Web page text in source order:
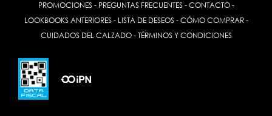
PROMOCIONES- PREGUNTAS FRECUENTES- CONTACTO-
LOOKBOOKS ANTERIORES- LISTA DE DESEOS- CÓMO COMPRAR-
CUIDADOS DEL CALZADO- TÉRMINOS Y CONDICIONES